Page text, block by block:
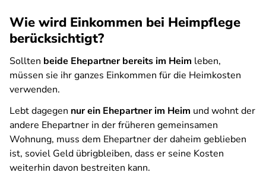
Wie wird Einkommen bei Heimpflege
berücksichtigt?
Sollten beide Ehepartner bereits im Heim leben,
müssen sie ihr ganzes Einkommen für die Heimkosten
verwenden.
Lebt dagegen nur ein Ehepartner im Heim und wohnt der
andere Ehepartner in der früheren gemeinsamen
Wohnung, muss dem Ehepartner der daheim geblieben
ist, soviel Geld übrigbleiben, dass er seine Kosten
weiterhin davon bestreiten kann.